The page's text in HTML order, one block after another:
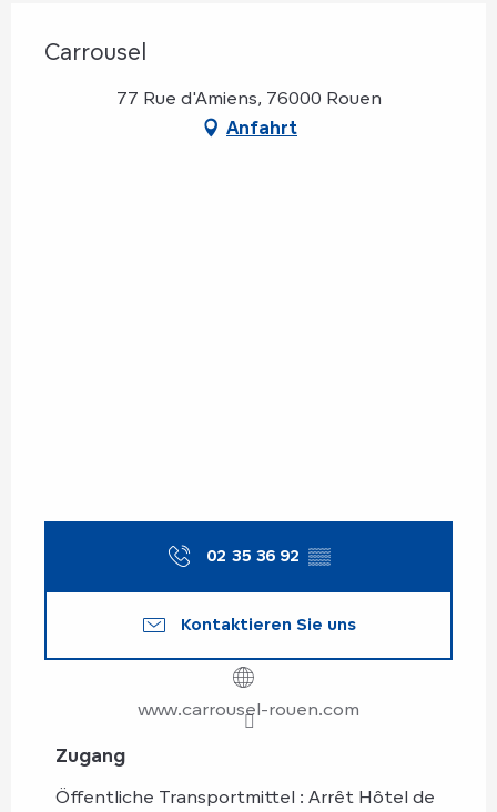
Carrousel
77 Rue d'Amiens, 76000 Rouen
Anfahrt
02 35 36 92 ▒▒
Kontaktieren Sie uns
www.carrousel-rouen.com
Zugang
Zugang
Öffentliche Transportmittel : Arrêt Hôtel de